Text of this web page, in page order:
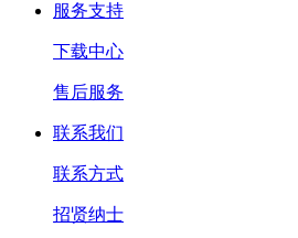
服务支持
下载中心
售后服务
联系我们
联系方式
招贤纳士